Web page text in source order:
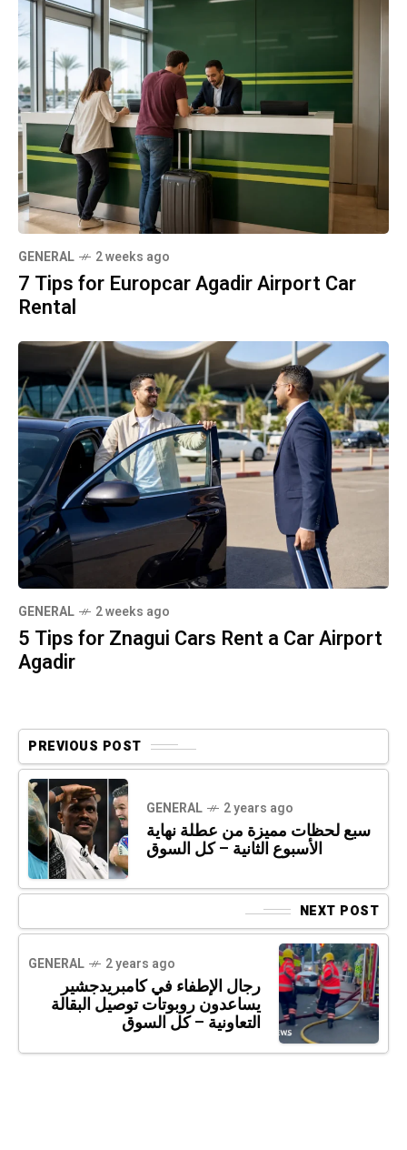
GENERAL 2 weeks ago
7 Tips for Europcar Agadir Airport Car
Rental
GENERAL 2 weeks ago
5 Tips for Znagui Cars Rent a Car Airport
Agadir
PREVIOUS POST
GENERAL 2 years ago
سبع لحظات مميزة من عطلة نهاية
الأسبوع الثانية – كل السوق
NEXT POST
GENERAL 2 years ago
رجال الإطفاء في كامبريدجشير
يساعدون روبوتات توصيل البقالة
التعاونية – كل السوق